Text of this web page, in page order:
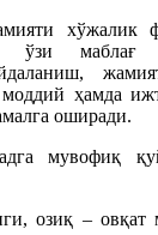
хўжалик
ўзи маблағ
ҳамда
оширади.
мувофиқ
озиқ – овқат